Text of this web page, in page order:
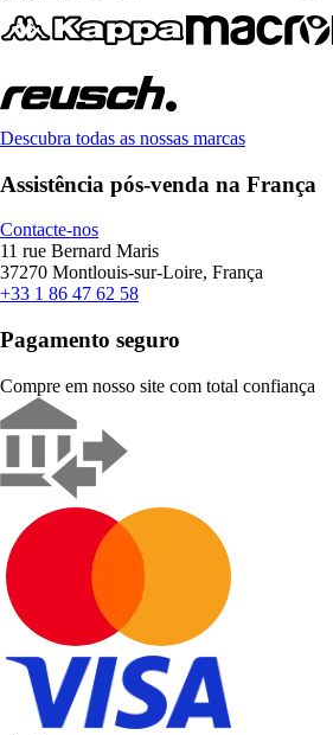
Descubra todas as nossas marcas
Assistência pós-venda na França
Contacte-nos
11 rue Bernard Maris
37270 Montlouis-sur-Loire, França
+33 1 86 47 62 58
Pagamento seguro
Compre em nosso site com total confiança